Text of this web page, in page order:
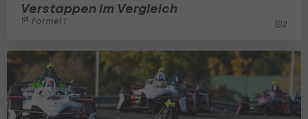
Verstappen im Vergleich
Formel 1 2